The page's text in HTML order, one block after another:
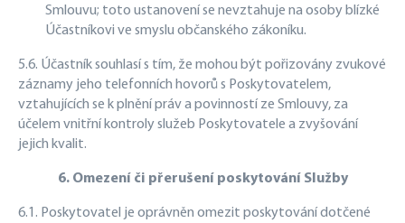
Smlouvu; toto ustanovení se nevztahuje na osoby blízké
Účastníkovi ve smyslu občanského zákoníku.
5.6. Účastník souhlasí s tím, že mohou být pořizovány zvukové
záznamy jeho telefonních hovorů s Poskytovatelem,
vztahujících se k plnění práv a povinností ze Smlouvy, za
účelem vnitřní kontroly služeb Poskytovatele a zvyšování
jejich kvalit.
6. Omezení či přerušení poskytování Služby
6.1. Poskytovatel je oprávněn omezit poskytování dotčené